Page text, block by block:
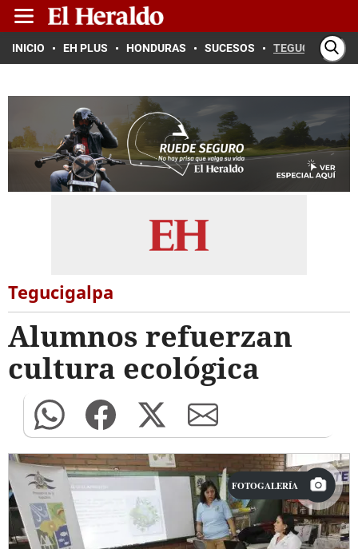
INICIO EH PLUS HONDURAS SUCESOS TEGUCIGALPA
Tegucigalpa
Alumnos refuerzan
cultura ecológica
FOTOGALERÍA